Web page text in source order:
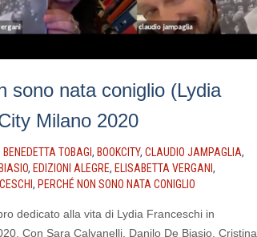
sono nata coniglio (Lydia
Milano 2020
BENEDETTA TOBAGI, BOOKCITY, CLAUDIO JAMPAGLIA,
, EDIZIONI ALEGRE, ELISABETTA VERGANI,
, PERCHÉ NON SONO NATA CONIGLIO
dedicato alla vita di Lydia Franceschi in
Con Sara Calvanelli, Danilo De Biasio, Cristina